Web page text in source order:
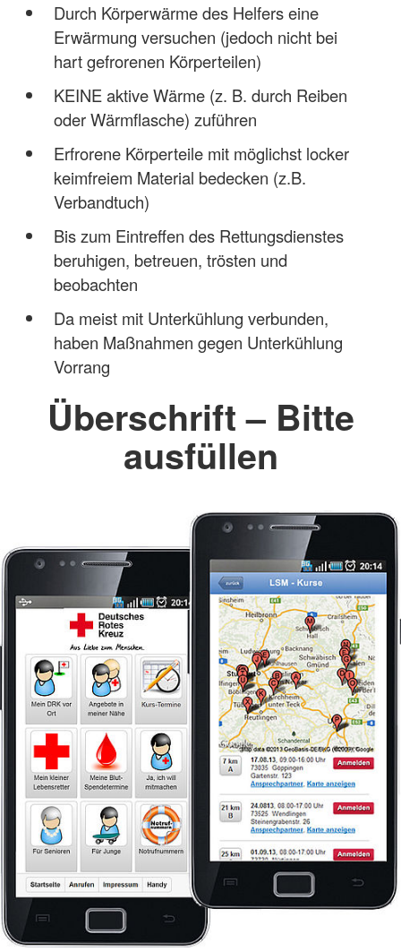
Durch Körperwärme des Helfers eine
Erwärmung versuchen (jedoch nicht bei
hart gefrorenen Körperteilen)
KEINE aktive Wärme (z. B. durch Reiben
oder Wärmflasche) zuführen
Erfrorene Körperteile mit möglichst locker
keimfreiem Material bedecken (z.B.
Verbandtuch)
Bis zum Eintreffen des Rettungsdienstes
beruhigen, betreuen, trösten und
beobachten
Da meist mit Unterkühlung verbunden,
haben Maßnahmen gegen Unterkühlung
Vorrang
Überschrift – Bitte
ausfüllen